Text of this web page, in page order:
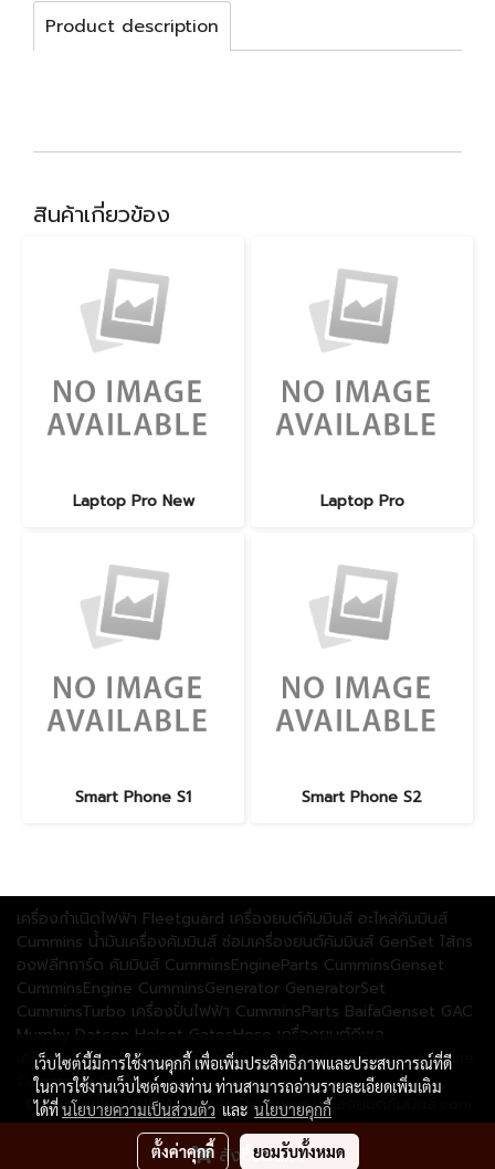
สั่งซื้อสินค้า
Product description
สินค้าเกี่ยวข้อง
Laptop Pro New Laptop Pro
Smart Phone S1 Smart Phone S2
เครื่องกำเนิดไฟฟ้า Fleetguard เครื่องยนต์คัมมินส์ อะไหล่คัมมินส์
Cummins น้ำมันเครื่องคัมมินส์ ซ่อมเครื่องยนต์คัมมินส์ GenSet ไส้กร
องฟลีทการ์ด คัมมินส์ CumminsEngineParts CumminsGenset
CumminsEngine CumminsGenerator GeneratorSet
CumminsTurbo เครื่องปั่นไฟฟ้า CumminsParts BaifaGenset GAC
Murphy Datcon Holset GatesHose เครื่องยนต์ดีเซล
เครื่องcumminsมือสอง เครื่องคัมมิ่นส์มือสอง LoveCumminsEngine
CumminsByCYT
© Copyright 2018 All Rights Reserved เครื่องยนต์คัมมินส์.com
ผู้เข้าชมทั้งหมด 359,465
เว็บไซต์นี้มีการใช้งานคุกกี้ เพื่อเพิ่มประสิทธิภาพและประสบการณ์ที่ดี
ในการใช้งานเว็บไซต์ของท่าน ท่านสามารถอ่านรายละเอียดเพิ่มเติม
ได้ที่นโยบายความเป็นส่วนตัว และ นโยบายคุกกี้
ตั้งค่าคุกกี้ ยอมรับทั้งหมด